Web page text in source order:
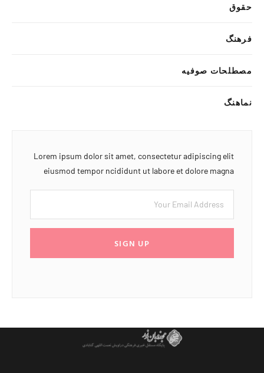
حقوق
فرهنگ
مصطلحات صوفیه
نماهنگ
Lorem ipsum dolor sit amet, consectetur adipiscing elit
eiusmod tempor ncididunt ut labore et dolore magna
SIGN UP